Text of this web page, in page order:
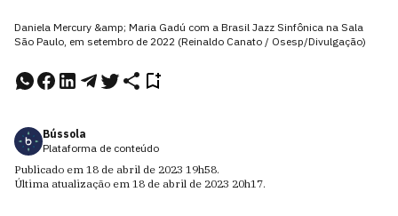
Daniela Mercury &amp; Maria Gadú com a Brasil Jazz Sinfônica na Sala
São Paulo, em setembro de 2022 (Reinaldo Canato / Osesp/Divulgação)
Bússola
Plataforma de conteúdo
Publicado em 18 de abril de 2023 19h58.
Última atualização em 18 de abril de 2023 20h17.